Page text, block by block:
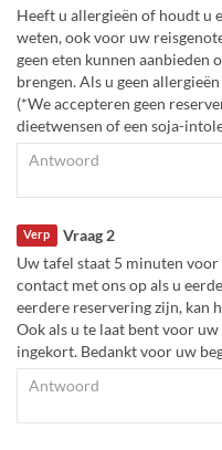
Heeft u allergieën of houdt u
weten, ook voor uw
geen eten kunnen aanbieden
brengen. Als u geen
(*We accepteren geen
dieetwensen of een soja-
Vraag 2
Verp
Uw tafel staat 5 minuten
contact met ons op als u
eerdere reservering zijn, kan
Ook als u te laat bent voor
ingekort. Bedankt voor uw